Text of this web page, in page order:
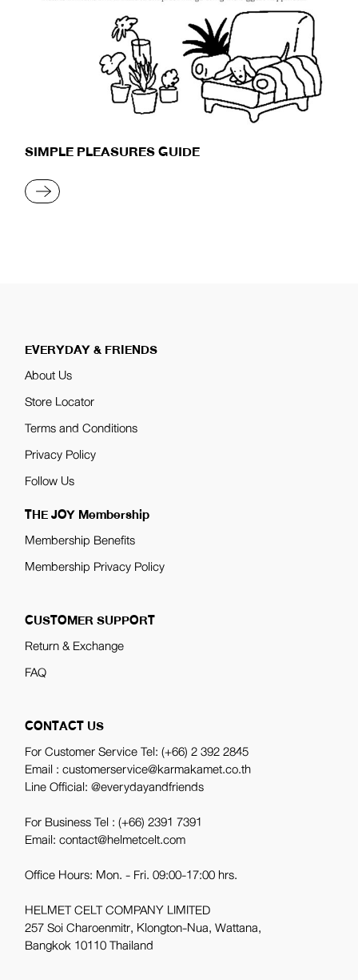
SIMPLE PLEASURES GUIDE
READ MORE
EVERYDAY & FRIENDS
About Us
Store Locator
Terms and Conditions
Privacy Policy
Follow Us
THE JOY Membership
Membership Benefits
Membership Privacy Policy
CUSTOMER SUPPORT
Return & Exchange
FAQ
CONTACT US
For Customer Service Tel:(+66) 2 392 2845
Email : customerservice@karmakamet.co.th
Line Official:@everydayandfriends
For Business Tel :(+66) 2391 7391
Email: contact@helmetcelt.com
Office Hours: Mon. - Fri. 09:00-17:00 hrs.
HELMET CELT COMPANY LIMITED
257 Soi Charoenmitr, Klongton-Nua, Wattana,
Bangkok 10110 Thailand